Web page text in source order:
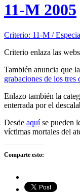
11-M 2005
Criterio: 11-M /
Criterio enlaza las
También anuncia que
grabaciones de los tres
Enlazo también la
enterrada por el
Desde aquíse pueden
víctimas mortales del
Comparte esto: